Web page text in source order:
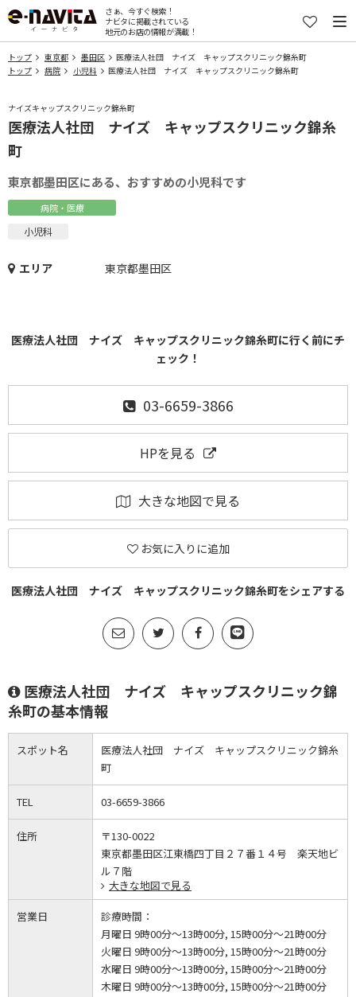
さぁ、今すぐ検索！
ナビタに掲載されている
地元のお店の情報が満載！
トップ 東京都 墨田区
医療法人社団 ナイズ キャップスクリニック錦糸町
トップ
病院 小児科 医療法人社団 ナイズ キャップスクリニック錦糸町
ナイズキャップスクリニック錦糸町
医療法人社団 ナイズ キャップスクリニック錦糸
町
東京都墨田区にある、おすすめの小児科です
病院・医療
小児科
エリア 東京都墨田区
医療法人社団 ナイズ キャップスクリニック錦糸町に行く前にチ
ェック！
03-6659-3866
HPを見る
大きな地図で見る
お気に入りに追加
医療法人社団 ナイズ キャップスクリニック錦糸町をシェアする
医療法人社団 ナイズ キャップスクリニック錦
糸町の基本情報
スポット名
医療法人社団 ナイズ キャップスクリニック錦糸
町
TEL 03-6659-3866
住所
〒130-0022
東京都墨田区江東橋四丁目２７番１４号 楽天地ビ
ル７階
大きな地図で見る
営業日
診療時間：
月曜日 9時00分～13時00分, 15時00分～21時00分
火曜日 9時00分～13時00分, 15時00分～21時00分
水曜日 9時00分～13時00分, 15時00分～21時00分
木曜日 9時00分～13時00分, 15時00分～21時00分